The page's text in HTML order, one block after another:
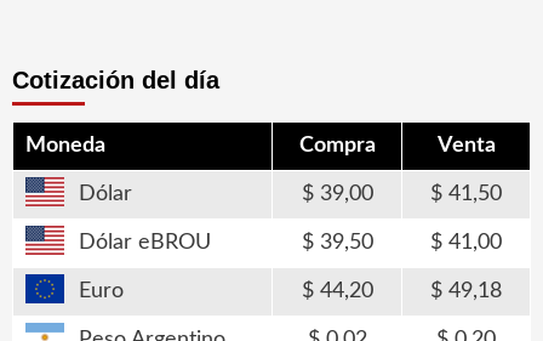
Cotización del día
Moneda Compra Venta
Dólar 39,00 41,50
Dólar eBROU 39,50 41,00
Euro 44,20 49,18